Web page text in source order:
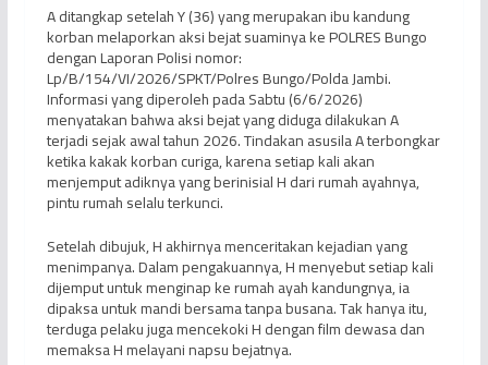
A ditangkap setelah Y (36) yang merupakan ibu kandung
korban melaporkan aksi bejat suaminya ke POLRES Bungo
dengan Laporan Polisi nomor:
Lp/B/154/VI/2026/SPKT/Polres Bungo/Polda Jambi.
Informasi yang diperoleh pada Sabtu (6/6/2026)
menyatakan bahwa aksi bejat yang diduga dilakukan A
terjadi sejak awal tahun 2026. Tindakan asusila A terbongkar
ketika kakak korban curiga, karena setiap kali akan
menjemput adiknya yang berinisial H dari rumah ayahnya,
pintu rumah selalu terkunci.
Setelah dibujuk, H akhirnya menceritakan kejadian yang
menimpanya. Dalam pengakuannya, H menyebut setiap kali
dijemput untuk menginap ke rumah ayah kandungnya, ia
dipaksa untuk mandi bersama tanpa busana. Tak hanya itu,
terduga pelaku juga mencekoki H dengan film dewasa dan
memaksa H melayani napsu bejatnya.